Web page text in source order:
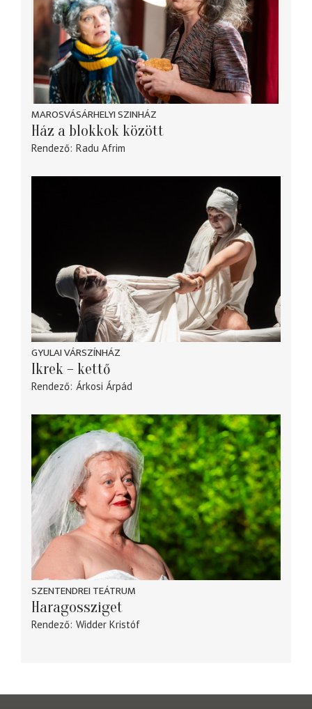
MAROSVÁSÁRHELYI SZINHÁZ
Ház a blokkok között
Rendező Radu Afrim
GYULAI VÁRSZÍNHÁZ
Ikrek – kettő
Rendező Árkosi Árpád
SZENTENDREI TEÁTRUM
Haragossziget
Rendező Widder Kristóf